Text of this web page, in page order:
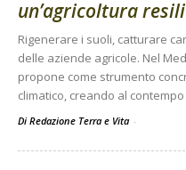
un’agricoltura
Rigenerare i suoli, catturare
delle aziende agricole. Nel
propone come strumento
climatico, creando al
Di Redazione Terra e Vita -